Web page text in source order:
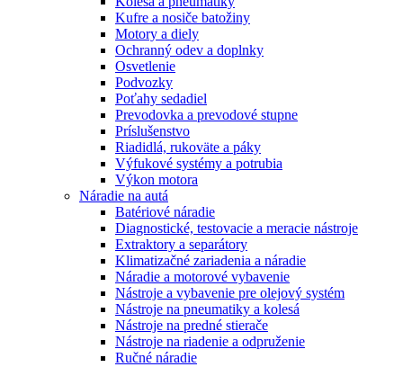
Kufre a nosiče batožiny
Motory a diely
Ochranný odev a doplnky
Osvetlenie
Podvozky
Poťahy sedadiel
Prevodovka a prevodové stupne
Príslušenstvo
Riadidlá, rukoväte a páky
Výfukové systémy a potrubia
Výkon motora
Náradie na autá
Batériové náradie
Diagnostické, testovacie a meracie nástroje
Extraktory a separátory
Klimatizačné zariadenia a náradie
Náradie a motorové vybavenie
Nástroje a vybavenie pre olejový systém
Nástroje na pneumatiky a kolesá
Nástroje na predné stierače
Nástroje na riadenie a odpruženie
Ručné náradie